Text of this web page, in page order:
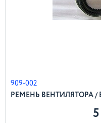
909-002
РЕМЕНЬ ВЕНТИЛЯТОРА /